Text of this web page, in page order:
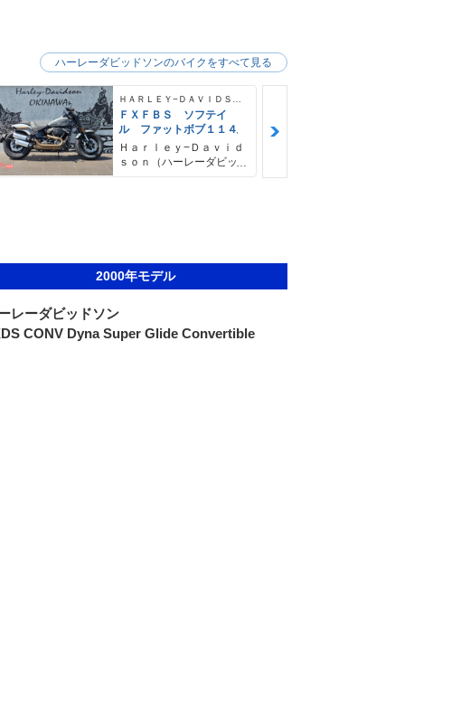
ＦＸＦＢＳ ソフテイ
ル ファットボブ１１４
Ｈａｒｌｅｙ−Ｄａｖｉｄ
ｓｏｎ（ハーレーダビッ
ハーレーダビッドソンのバイクをすべて見る
2000年モデル
レーダビッドソン
CONV Dyna Super Glide Convertible